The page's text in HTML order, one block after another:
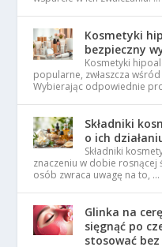
Kosmetyki
bezpieczny
Kosmetyki
popularne, zwłaszcza
Wybierając odpowiednie
Składniki
o ich
Składniki
znaczeniu w dobie
osób zwraca uwagę na to, …
Glinka na
sięgnąć po
stosować